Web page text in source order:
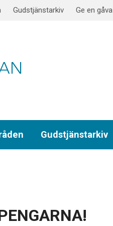
Gudstjänstarkiv Ge en gåva
Gudstjänstarkiv